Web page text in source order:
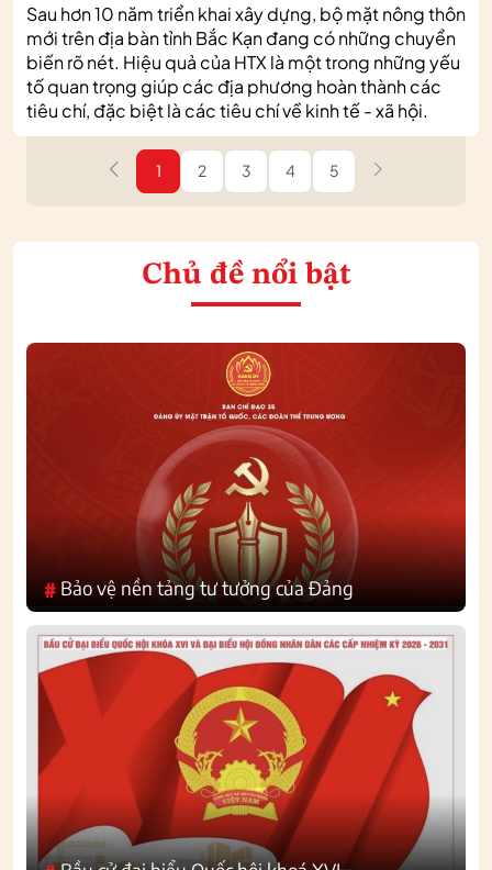
Sau hơn 10 năm triển khai xây dựng, bộ mặt nông thôn
mới trên địa bàn tỉnh Bắc Kạn đang có những chuyển
biến rõ nét. Hiệu quả của HTX là một trong những yếu
tố quan trọng giúp các địa phương hoàn thành các
tiêu chí, đặc biệt là các tiêu chí về kinh tế - xã hội.
1 2 3 4 5
Chủ đề nổi bật
# Bảo vệ nền tảng tư tưởng của Đảng